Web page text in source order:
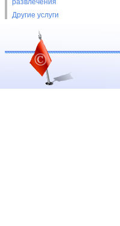
развлечения
Другие услуги